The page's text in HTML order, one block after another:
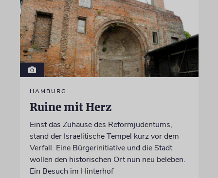
HAMBURG
Ruine mit Herz
Einst das Zuhause des Reformjudentums,
stand der Israelitische Tempel kurz vor dem
Verfall. Eine Bürgerinitiative und die Stadt
wollen den historischen Ort nun neu beleben.
Ein Besuch im Hinterhof